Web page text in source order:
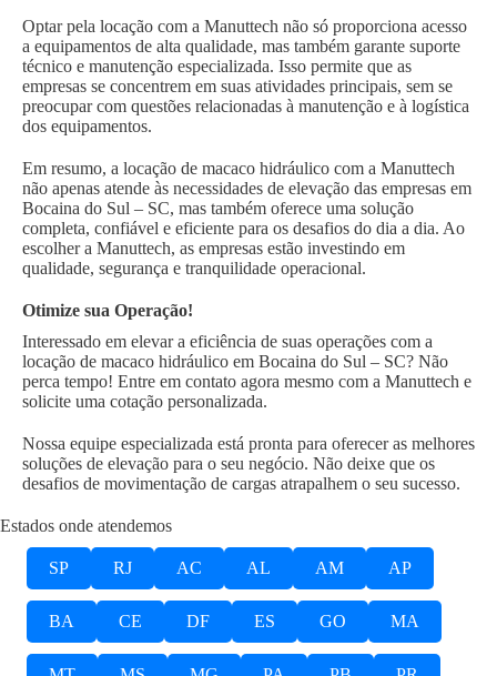
Optar pela locação com a Manuttech não só proporciona acesso
a equipamentos de alta qualidade, mas também garante suporte
técnico e manutenção especializada. Isso permite que as
empresas se concentrem em suas atividades principais, sem se
preocupar com questões relacionadas à manutenção e à logística
dos equipamentos.
Em resumo, a locação de macaco hidráulico com a Manuttech
não apenas atende às necessidades de elevação das empresas em
Bocaina do Sul – SC, mas também oferece uma solução
completa, confiável e eficiente para os desafios do dia a dia. Ao
escolher a Manuttech, as empresas estão investindo em
qualidade, segurança e tranquilidade operacional.
Otimize sua Operação!
Interessado em elevar a eficiência de suas operações com a
locação de macaco hidráulico em Bocaina do Sul – SC? Não
perca tempo! Entre em contato agora mesmo com a Manuttech e
solicite uma cotação personalizada.
Nossa equipe especializada está pronta para oferecer as melhores
soluções de elevação para o seu negócio. Não deixe que os
desafios de movimentação de cargas atrapalhem o seu sucesso.
Estados onde atendemos
SP RJ AC AL AM AP
BA CE DF ES GO MA